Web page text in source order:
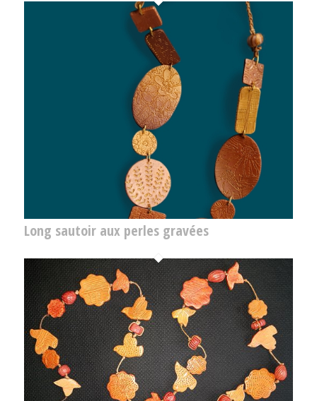
Long sautoir aux perles gravées